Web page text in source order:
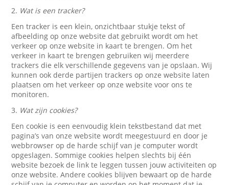
2. Wat is een tracker?
Een tracker is een klein, onzichtbaar stukje tekst of
afbeelding op onze website dat gebruikt wordt om het
verkeer op onze website in kaart te brengen. Om het
verkeer in kaart te brengen gebruiken wij meerdere
trackers die elk verschillende gegevens van je opslaan. Wij
kunnen ook derde partijen trackers op onze website laten
plaatsen om het verkeer op onze website voor ons te
monitoren.
3. Wat zijn cookies?
Een cookie is een eenvoudig klein tekstbestand dat met
pagina’s van onze website wordt meegestuurd en door je
webbrowser op de harde schijf van je computer wordt
opgeslagen. Sommige cookies helpen slechts bij één
website bezoek de link te leggen tussen jouw activiteiten op
onze website. Andere cookies blijven bewaart op de harde